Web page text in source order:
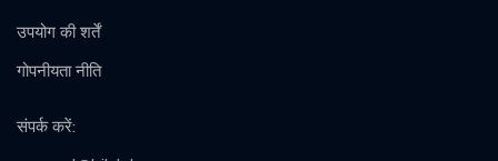
उपयोग की शर्तें
गोपनीयता नीति
संपर्क करें: